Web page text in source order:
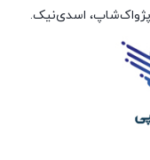
پژواک‌شاپ، اسدی‌نیک.